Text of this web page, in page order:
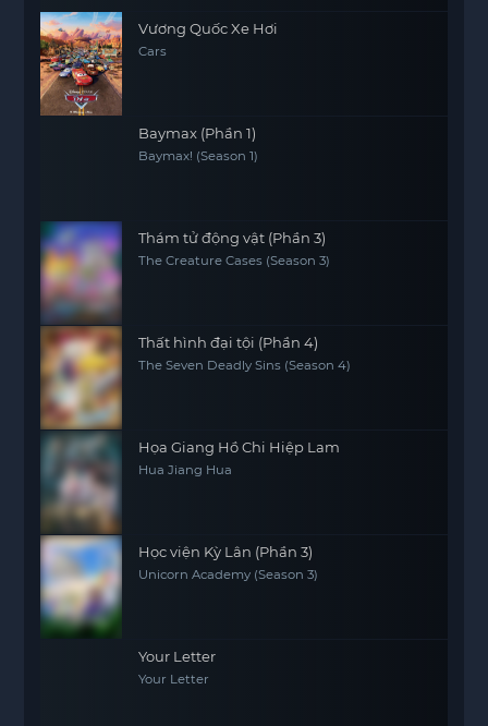
Vương Quốc Xe Hơi
Cars
Baymax (Phần 1)
Baymax! (Season 1)
Thám tử động vật (Phần 3)
The Creature Cases (Season 3)
Thất hình đại tội (Phần 4)
The Seven Deadly Sins (Season 4)
Họa Giang Hồ Chi Hiệp Lam
Hua Jiang Hua
Học viện Kỳ Lân (Phần 3)
Unicorn Academy (Season 3)
Your Letter
Your Letter